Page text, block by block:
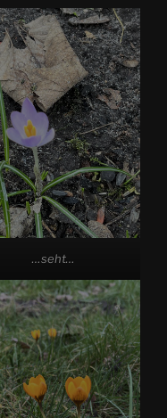
…seht…